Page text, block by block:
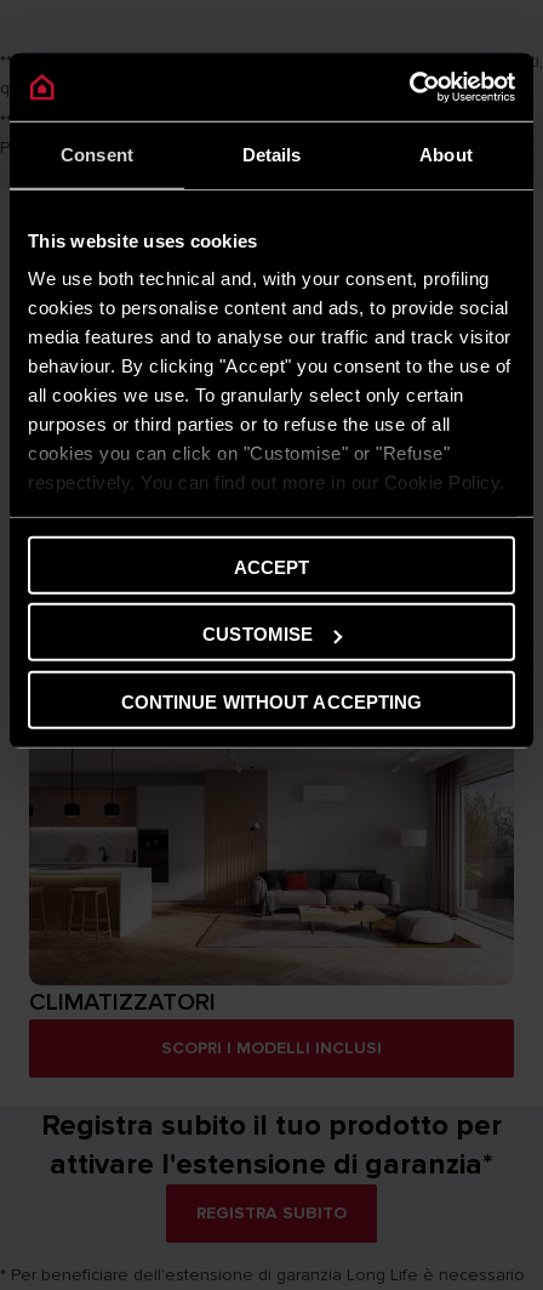
Consent Details About
This website uses cookies
We use both technical and, with your consent, profiling
cookies to personalise content and ads, to provide social
media features and to analyse our traffic and track visitor
behaviour. By clicking "Accept" you consent to the use of
all cookies we use. To granularly select only certain
purposes or third parties or to refuse the use of all
cookies you can click on "Customise" or "Refuse"
respectively. You can find out more in our Cookie Policy.
ACCEPT
CUSTOMISE
CONTINUE WITHOUT ACCEPTING
**Per i climatizzatori, è necessario inserire le matricole di tutti i prodotti,
quindi le unità interne e le unità esterne.
***Dimensione massima pari a 5Mb. Formati supportati: PDF, JPG o
PNG.
SCALDACQUA ELETTRICI
CLIMATIZZATORI
SCOPRI I MODELLI INCLUSI
Registra subito il tuo prodotto per
attivare l'estensione di garanzia*
REGISTRA SUBITO
* Per beneficiare dell'estensione di garanzia Long Life è necessario